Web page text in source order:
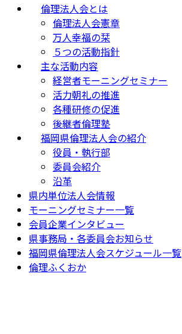
倫理法人会とは
倫理法人会憲章
万人幸福の栞
５つの活動指針
主な活動内容
経営者モーニングセミナー
活力朝礼の推進
各種研修の促進
後継者倫理塾
福岡県倫理法人会の紹介
役員・執行部
委員会紹介
沿革
県内単位法人会情報
モーニングセミナー一覧
会員企業インタビュー
県事務局・各委員会お知らせ
福岡県倫理法人会スケジュール一覧
倫理ふくおか